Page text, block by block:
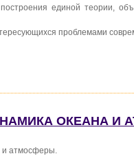
единой теории,
проблемами
ОКЕАНА И
и атмосферы.